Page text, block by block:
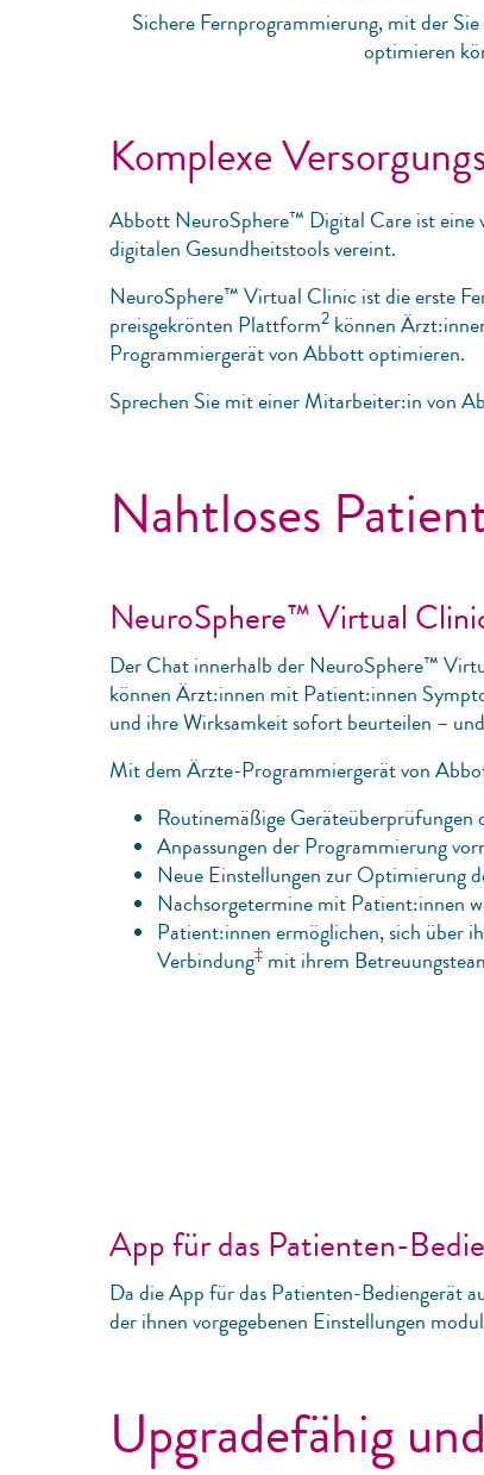
Sichere Fernprogrammierung, mit der
optimieren
Komplexe
Abbott NeuroSphere™ Digital Care ist eine
digitalen Gesundheitstools vereint.
NeuroSphere™ Virtual Clinic ist die erste
preisgekrönten Plattform2 können
Programmiergerät von Abbott optimieren.
Sprechen Sie mit einer Mitarbeiter:in von
Nahtloses
NeuroSphere™ Virtual
Der Chat innerhalb der NeuroSphere™
können Ärzt:innen mit Patient:innen
und ihre Wirksamkeit sofort beurteilen –
Mit dem Ärzte-Programmiergerät von
Routinemäßige Geräteüberprüfungen
Anpassungen der Programmierung
Neue Einstellungen zur Optimierung
Nachsorgetermine mit Patient:innen
Patient:innen ermöglichen, sich
Verbindung‡ mit ihrem
App für das Patienten-
Da die App für das Patienten-Bediengerät
der ihnen vorgegebenen Einstellungen
Upgradefähig